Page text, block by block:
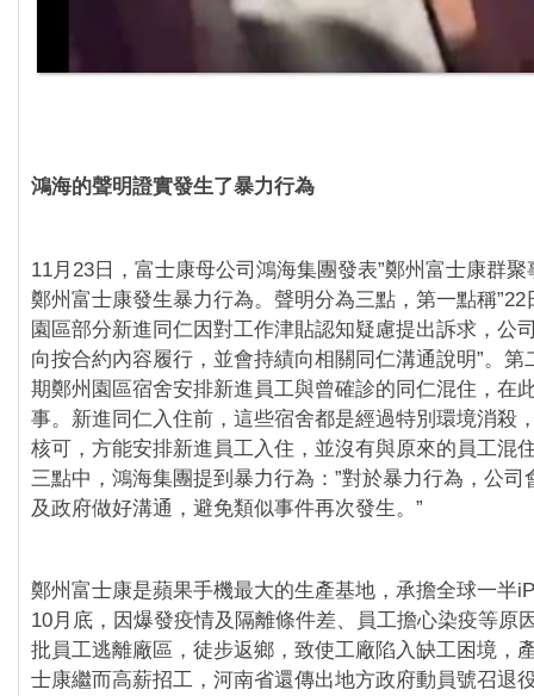
鴻海的聲明證實發生了暴力行為
11月23日，富士康母公司鴻海集團發表”鄭州富士康群聚
鄭州富士康發生暴力行為。聲明分為三點，第一點稱”22
園區部分新進同仁因對工作津貼認知疑慮提出訴求，公
向按合約內容履行，並會持績向相關同仁溝通說明”。第
期鄭州園區宿舍安排新進員工與曾確診的同仁混住，在
事。新進同仁入住前，這些宿舍都是經過特別環境消殺
核可，方能安排新進員工入住，並沒有與原來的員工混
三點中，鴻海集團提到暴力行為：”對於暴力行為，公司
及政府做好溝通，避免類似事件再次發生。”
鄭州富士康是蘋果手機最大的生產基地，承擔全球一半
10月底，因爆發疫情及隔離條件差、員工擔心染疫等原
批員工逃離廠區，徒步返鄉，致使工廠陷入缺工困境，
士康繼而高薪招工，河南省還傳出地方政府動員號召退